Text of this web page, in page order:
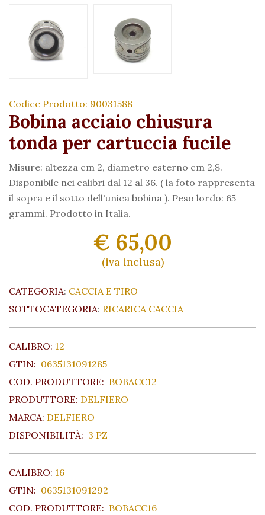
Codice Prodotto: 90031588
Bobina acciaio chiusura
tonda per cartuccia fucile
Misure: altezza cm 2, diametro esterno cm 2,8.
Disponibile nei calibri dal 12 al 36. ( la foto rappresenta
il sopra e il sotto dell'unica bobina ). Peso lordo: 65
grammi. Prodotto in Italia.
€ 65,00
(iva inclusa)
CATEGORIA: CACCIA E TIRO
SOTTOCATEGORIA: RICARICA CACCIA
CALIBRO: 12
GTIN: 0635131091285
COD. PRODUTTORE: BOBACC12
PRODUTTORE: DELFIERO
MARCA: DELFIERO
DISPONIBILITÀ: 3 PZ
CALIBRO: 16
GTIN: 0635131091292
COD. PRODUTTORE: BOBACC16